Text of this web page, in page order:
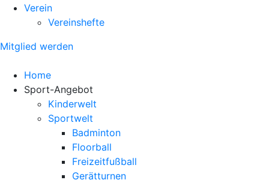
Verein
Vereinshefte
Mitglied werden
Home
Sport-Angebot
Kinderwelt
Sportwelt
Badminton
Floorball
Freizeitfußball
Gerätturnen